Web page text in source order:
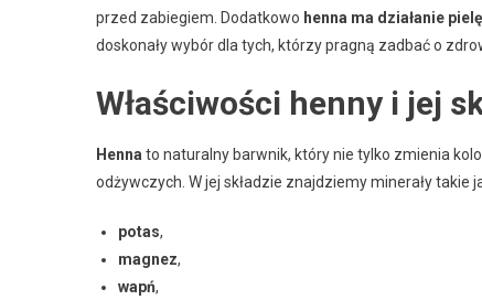
przed zabiegiem. Dodatkowo henna ma działanie
doskonały wybór dla tych, którzy pragną zadbać o
Właściwości henny i jej
Henna to naturalny barwnik, który nie tylko zmienia
odżywczych. W jej składzie znajdziemy minerały takie
potas,
magnez,
wapń,